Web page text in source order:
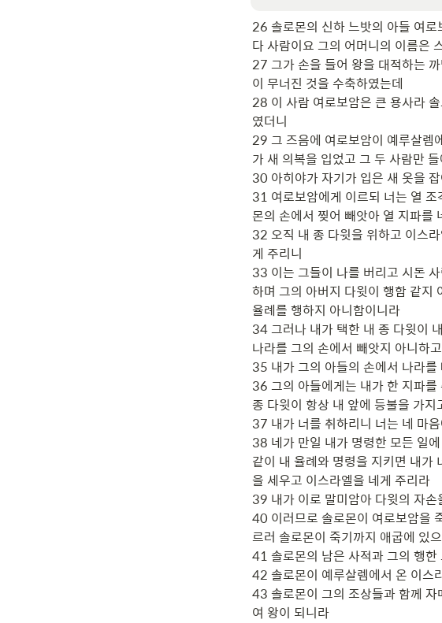
26 솔로몬의 신하 느밧의 아들 여
다 사람이요 그의 어머니의 이름은
27 그가 손을 들어 왕을 대적하는
이 무너진 것을 수축하였는데
28 이 사람 여로보암은 큰 용사라
였더니
29 그 즈음에 여로보암이 예루살렘
가 새 의복을 입었고 그 두 사람만
30 아히야가 자기가 입은 새 옷을
31 여로보암에게 이르되 너는 열
몬의 손에서 찢어 빼앗아 열 지파를
32 오직 내 종 다윗을 위하고 이스
게 주리니
33 이는 그들이 나를 버리고 시돈
하며 그의 아버지 다윗이 행함 같지
율례를 행하지 아니함이니라
34 그러나 내가 택한 내 종 다윗이
나라를 그의 손에서 빼앗지 아니하
35 내가 그의 아들의 손에서 나라
36 그의 아들에게는 내가 한 지파
종 다윗이 항상 내 앞에 등불을 가지
37 내가 너를 취하리니 너는 네 마
38 네가 만일 내가 명령한 모든 일
같이 내 율례와 명령을 지키면 내가
을 세우고 이스라엘을 네게 주리라
39 내가 이로 말미암아 다윗의 자
40 이러므로 솔로몬이 여로보암을
르러 솔로몬이 죽기까지 애굽에 있
41 솔로몬의 남은 사적과 그의 행
42 솔로몬이 예루살렘에서 온 이스
43 솔로몬이 그의 조상들과 함께
여 왕이 되니라